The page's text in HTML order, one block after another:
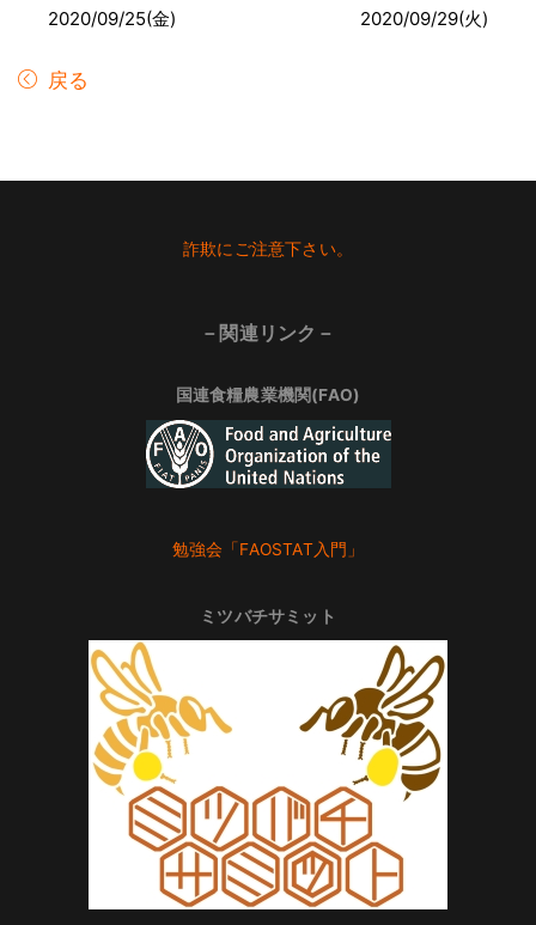
2020/09/25(金) 2020/09/29(火)
戻る
詐欺にご注意下さい。
－関連リンク－
国連食糧農業機関(FAO)
勉強会「FAOSTAT入門」
ミツバチサミット